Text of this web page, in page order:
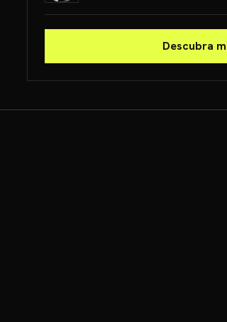
Descubra